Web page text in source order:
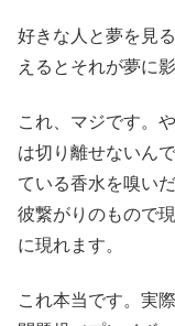
好きな人と夢を見
えるとそれが夢に
これ、マジです。
は切り離せないん
ている香水を嗅い
彼繋がりのもので
に現れます。
これ本当です。実